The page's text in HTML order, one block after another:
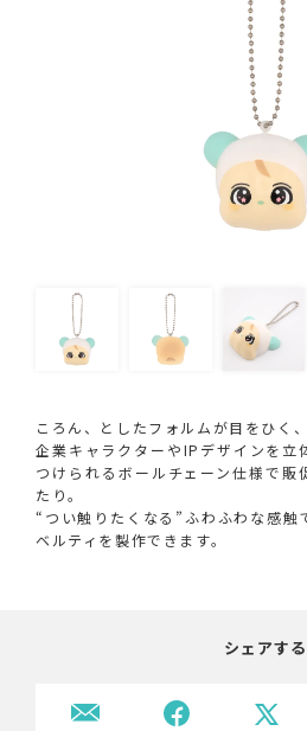
ころん、としたフォルムが目をひく
企業キャラクターやIPデザインを立
つけられるボールチェーン仕様で販
たり。
“つい触りたくなる”ふわふわな感触
ベルティを製作できます。
シェアする